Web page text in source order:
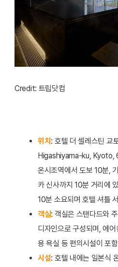
Credit: 트립닷컴
위치 : 호텔 더 셀레스틴 교
Higashiyama-ku, Kyoto,
온시조역에서 도보 10분,
카 신사까지 10분 거리에
10분 소요되며 호텔 셔틀
객실: 객실은 스탠다드와
디자인으로 구성되며, 에
용 욕실 등 편의시설이 포
시설: 호텔 내에는 일본식